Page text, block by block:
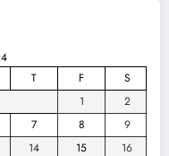
T F
S
1
2
7 8
9
14 15
16